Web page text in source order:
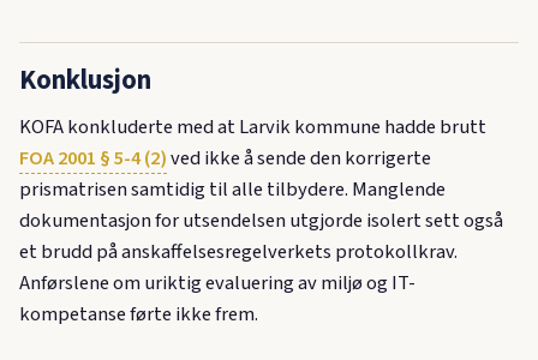
Konklusjon
KOFA konkluderte med at Larvik kommune hadde brutt
FOA 2001 § 5-4 (2)ved ikke å sende den korrigerte
prismatrisen samtidig til alle tilbydere. Manglende
dokumentasjon for utsendelsen utgjorde isolert sett også
et brudd på anskaffelsesregelverkets protokollkrav.
Anførslene om uriktig evaluering av miljø og IT-
kompetanse førte ikke frem.